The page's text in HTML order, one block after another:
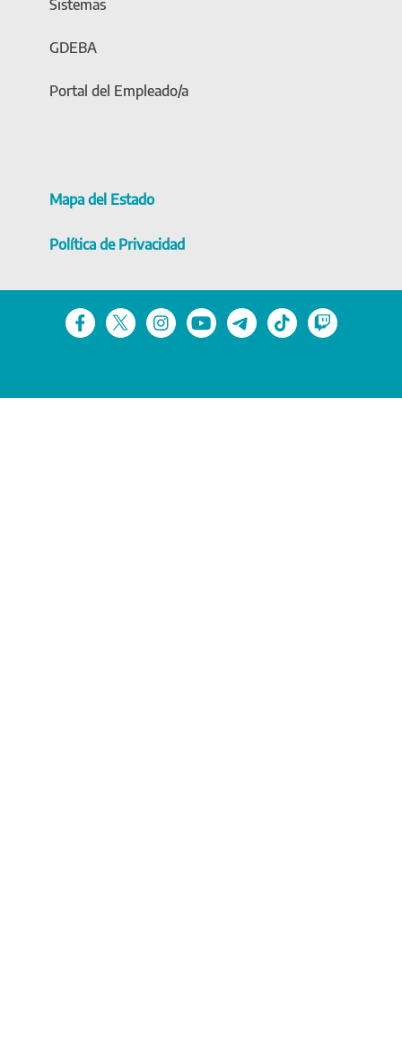
Sistemas
GDEBA
Portal del Empleado/a
Mapa del Estado
Política de Privacidad